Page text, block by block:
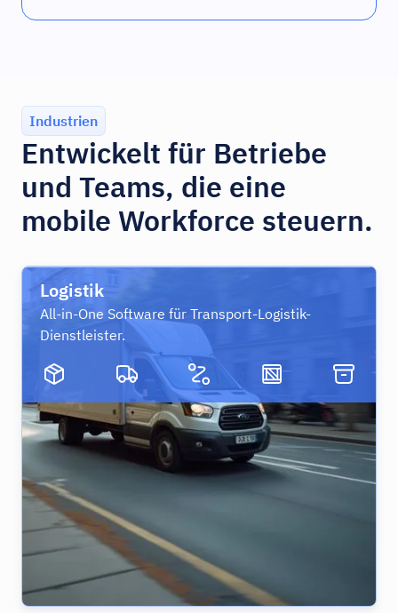
Industrien
Entwickelt für Betriebe
und Teams, die eine
mobile Workforce steuern.
Logistik
All-in-One Software für Transport-Logistik-
Dienstleister.